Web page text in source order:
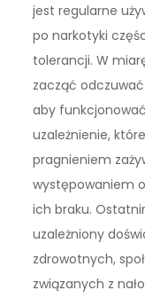
jest regularne
po narkotyki
tolerancji. W
zacząć
aby
uzależnienie,
pragnieniem
występowaniem
ich braku.
uzależniony
zdrowotnych,
związanych z